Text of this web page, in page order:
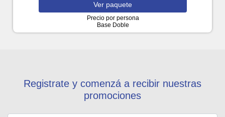
Ver paquete
Precio por persona
Base Doble
Registrate y comenzá a recibir nuestras
promociones